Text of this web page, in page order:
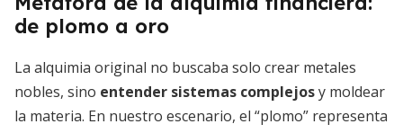
de plomo a oro
La alquimia original no buscaba solo crear metales
nobles, sino entender sistemas complejosy moldear
la materia. En nuestro escenario, el “plomo” representa